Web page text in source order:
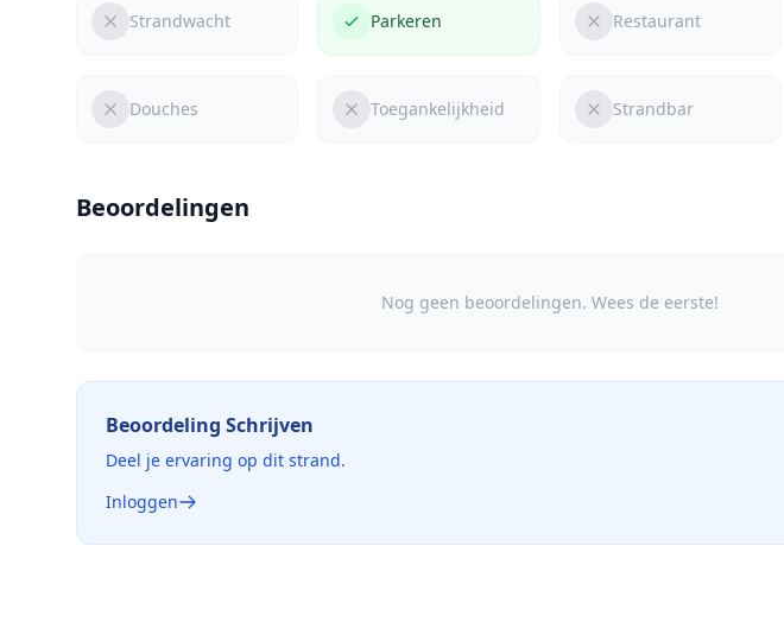
Strandwacht Parkeren Restaurant
Douches Toegankelijkheid Strandbar
Beoordelingen
Nog geen beoordelingen. Wees de eerste!
Beoordeling Schrijven
Deel je ervaring op dit strand.
Inloggen